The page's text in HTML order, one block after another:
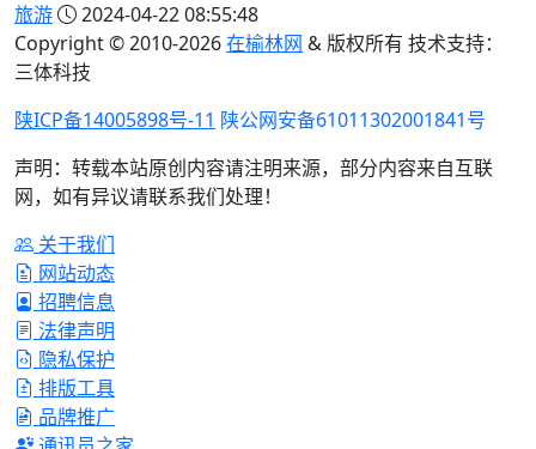
旅游
2024-04-22 08:55:48
Copyright © 2010-2026在榆林网 & 版权所有 技术支持：
三体科技
陕ICP备14005898号-11 陕公网安备61011302001841号
声明：转载本站原创内容请注明来源，部分内容来自互联
网，如有异议请联系我们处理！
关于我们
网站动态
招聘信息
法律声明
隐私保护
排版工具
品牌推广